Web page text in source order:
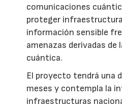
comunicaciones
proteger
información sensible
amenazas derivadas de
cuántica.
El proyecto tendrá una
meses y contempla la
infraestructuras